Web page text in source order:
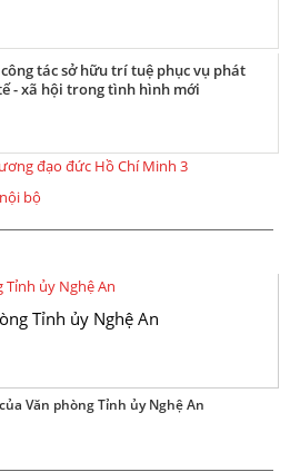
tác sở hữu trí tuệ phục vụ phát
- xã hội trong tình hình mới
Tỉnh ủy Nghệ An
Văn phòng Tỉnh ủy Nghệ An